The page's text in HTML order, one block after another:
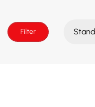
Filter